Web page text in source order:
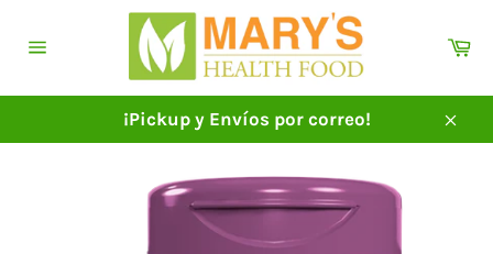
directamente
¡Pickup y Envíos por correo!